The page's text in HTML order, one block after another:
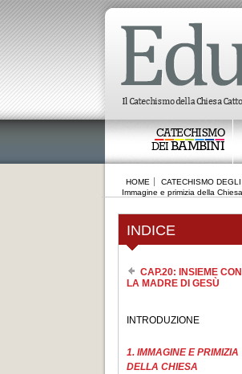
CATECHISMO
DEIBAMBINI
HOME CATECHISMO DEGLI
Immagine e primizia della Chiesa
INDICE
CAP.20: INSIEME
LA MADRE DI GESÙ
INTRODUZIONE
1. IMMAGINE E PRIMIZIA
DELLA CHIESA